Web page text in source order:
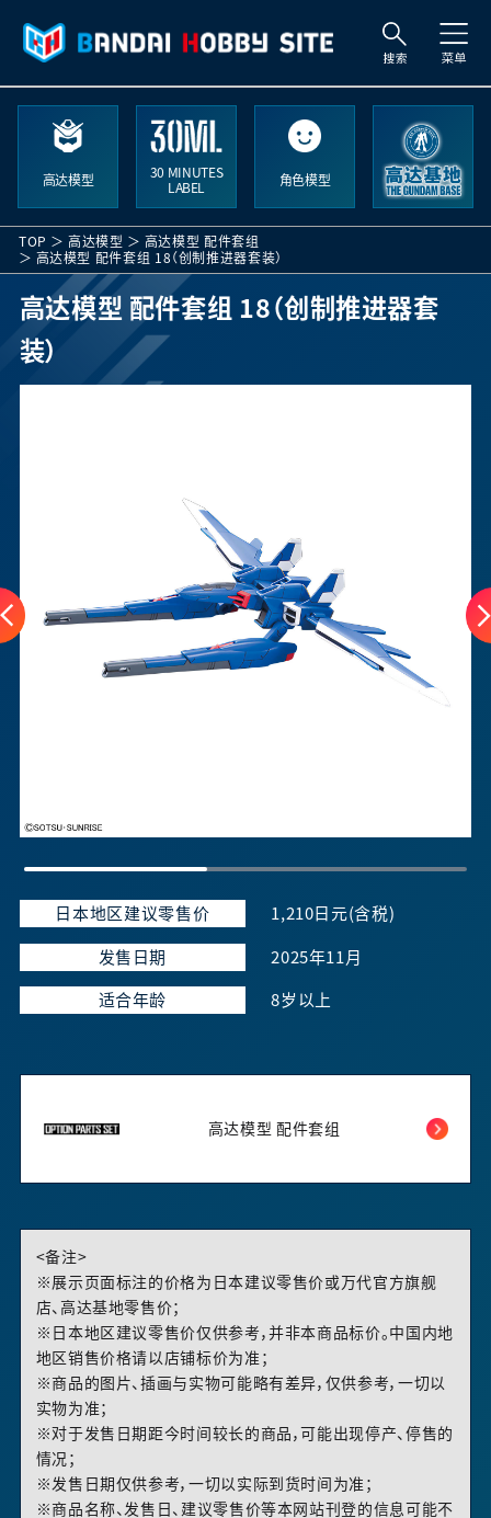
高达模型
30 MINUTES
LABEL
角色模型
TOP 高达模型
高达模型 配件套组
高达模型 配件套组 18（创制推进器套装）
高达模型 配件套组 18（创制推进器套
装）
日本地区建议零售价 1,210日元(含税)
发售日期 2025年11月
适合年龄 8岁以上
高达模型 配件套组
<备注>
※展示页面标注的价格为日本建议零售价或万代官方旗舰
店、高达基地零售价；
※日本地区建议零售价仅供参考，并非本商品标价。中国内地
地区销售价格请以店铺标价为准；
※商品的图片、插画与实物可能略有差异，仅供参考，一切以
实物为准；
※对于发售日期距今时间较长的商品，可能出现停产、停售的
情况；
※发售日期仅供参考，一切以实际到货时间为准；
※商品名称、发售日、建议零售价等本网站刊登的信息可能不